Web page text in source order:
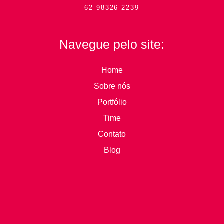
62 98326-2239
Navegue pelo site:
Home
Sobre nós
Portfólio
Time
Contato
Blog